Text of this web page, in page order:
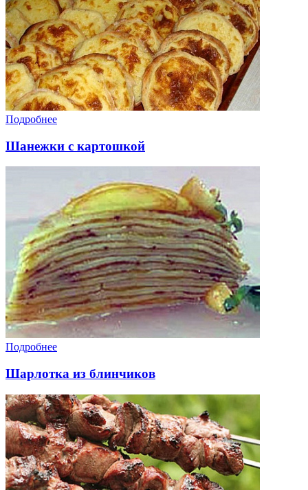
Подробнее
Шанежки с картошкой
Подробнее
Шарлотка из блинчиков